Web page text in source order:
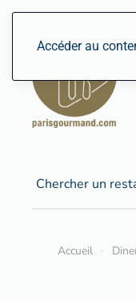
Accéder au
Chercher un
Accueil